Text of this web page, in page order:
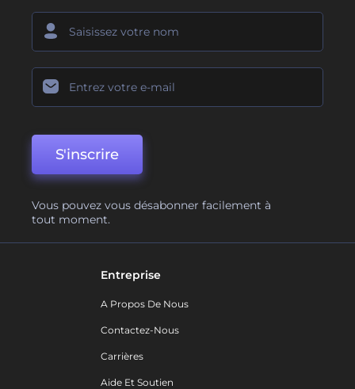
S'inscrire
Vous pouvez vous désabonner facilement à
tout moment.
Entreprise
A Propos De Nous
Contactez-Nous
Carrières
Aide Et Soutien